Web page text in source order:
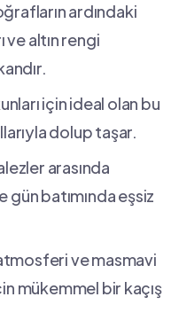
⁤ardındaki
ve ‍altın ⁤rengi
için ideal olan bu
dolup taşar.
​arasında
batımında eşsiz
ve ‍masmavi
mükemmel bir ⁣kaçış⁢